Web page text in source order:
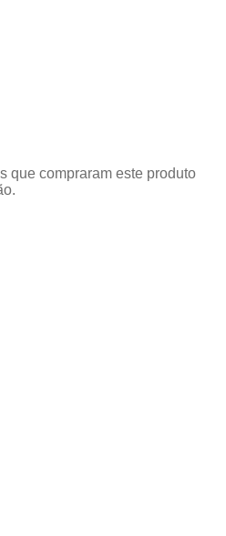
que compraram este produto